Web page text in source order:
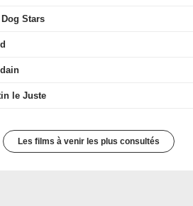
Stars
le Juste
Les films à venir les plus consultés